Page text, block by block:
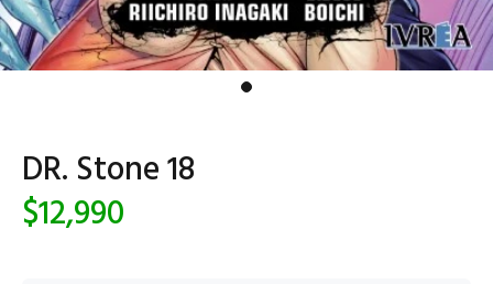
DR. Stone 18
$12,990